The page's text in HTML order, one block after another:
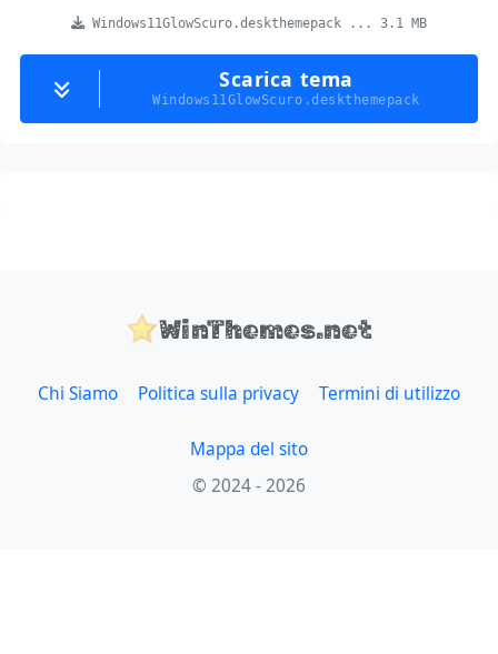
Windows11GlowScuro.deskthemepack ... 3.1 MB
Scarica tema
Windows11GlowScuro.deskthemepack
WinThemes.net
Chi Siamo Politica sulla privacy Termini di utilizzo
Mappa del sito
© 2024 - 2026